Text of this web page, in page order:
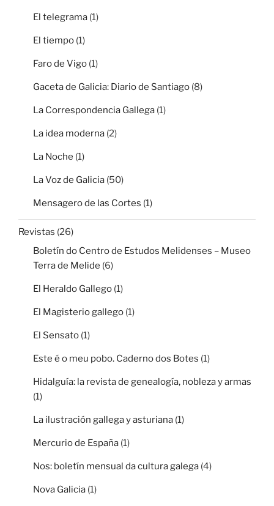
El telegrama (1)
El tiempo (1)
Faro de Vigo (1)
Gaceta de Galicia: Diario de Santiago (8)
La Correspondencia Gallega (1)
La idea moderna (2)
La Noche (1)
La Voz de Galicia (50)
Mensagero de las Cortes (1)
Revistas (26)
Boletín do Centro de Estudos Melidenses – Museo
Terra de Melide (6)
El Heraldo Gallego (1)
El Magisterio gallego (1)
El Sensato (1)
Este é o meu pobo. Caderno dos Botes (1)
Hidalguía: la revista de genealogía, nobleza y armas
(1)
La ilustración gallega y asturiana (1)
Mercurio de España (1)
Nos: boletín mensual da cultura galega (4)
Nova Galicia (1)